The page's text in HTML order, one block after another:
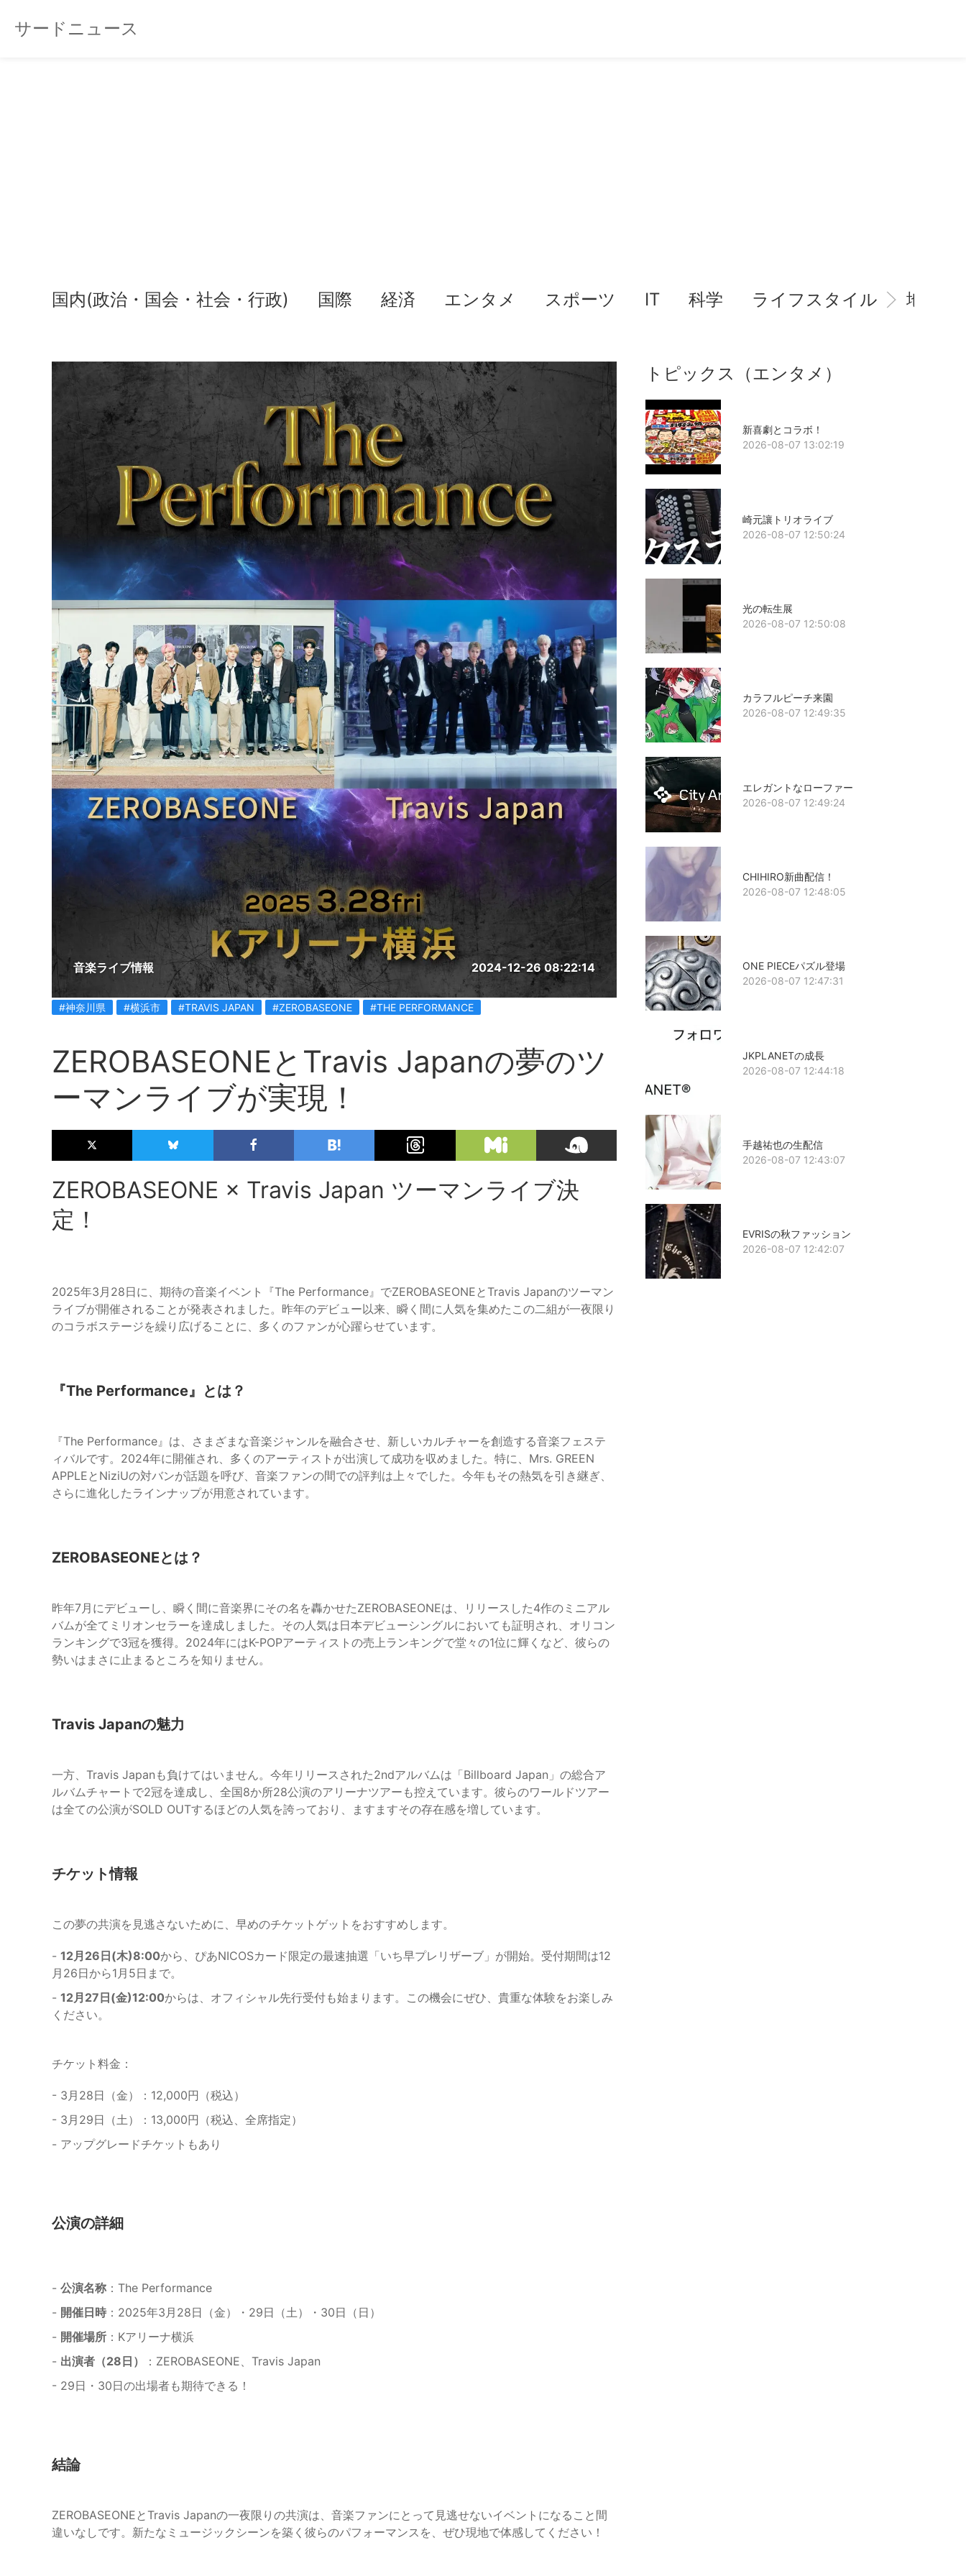
サードニュース
国内(政治・国会・社会・行政) 国際 経済 エンタメ スポーツ IT 科学 ライフスタイル 地域情
音楽ライブ情報 2024-12-26 08:22:14
#神奈川県 #横浜市 #TRAVIS JAPAN #ZEROBASEONE #THE PERFORMANCE
ZEROBASEONEとTravis Japanの夢のツ
ーマンライブが実現！
ZEROBASEONE × Travis Japan ツーマンライブ決
定！
2025年3月28日に、期待の音楽イベント『The Performance』でZEROBASEONEとTravis Japanのツーマン
ライブが開催されることが発表されました。昨年のデビュー以来、瞬く間に人気を集めたこの二組が一夜限り
のコラボステージを繰り広げることに、多くのファンが心躍らせています。
『The Performance』とは？
『The Performance』は、さまざまな音楽ジャンルを融合させ、新しいカルチャーを創造する音楽フェステ
ィバルです。2024年に開催され、多くのアーティストが出演して成功を収めました。特に、Mrs. GREEN
APPLEとNiziUの対バンが話題を呼び、音楽ファンの間での評判は上々でした。今年もその熱気を引き継ぎ、
さらに進化したラインナップが用意されています。
ZEROBASEONEとは？
昨年7月にデビューし、瞬く間に音楽界にその名を轟かせたZEROBASEONEは、リリースした4作のミニアル
バムが全てミリオンセラーを達成しました。その人気は日本デビューシングルにおいても証明され、オリコン
ランキングで3冠を獲得。2024年にはK-POPアーティストの売上ランキングで堂々の1位に輝くなど、彼らの
勢いはまさに止まるところを知りません。
Travis Japanの魅力
一方、Travis Japanも負けてはいません。今年リリースされた2ndアルバムは「Billboard Japan」の総合ア
ルバムチャートで2冠を達成し、全国8か所28公演のアリーナツアーも控えています。彼らのワールドツアー
は全ての公演がSOLD OUTするほどの人気を誇っており、ますますその存在感を増しています。
チケット情報
この夢の共演を見逃さないために、早めのチケットゲットをおすすめします。
- 12月26日(木)8:00から、ぴあNICOSカード限定の最速抽選「いち早プレリザーブ」が開始。受付期間は12
月26日から1月5日まで。
- 12月27日(金)12:00からは、オフィシャル先行受付も始まります。この機会にぜひ、貴重な体験をお楽しみ
ください。
チケット料金：
- 3月28日（金）：12,000円（税込）
- 3月29日（土）：13,000円（税込、全席指定）
- アップグレードチケットもあり
公演の詳細
- 公演名称 ：The Performance
- 開催日時：2025年3月28日（金）・29日（土）・30日（日）
- 開催場所 ：Kアリーナ横浜
- 出演者（28日）
：ZEROBASEONE、Travis Japan
- 29日・30日の出場者も期待できる！
結論
ZEROBASEONEとTravis Japanの一夜限りの共演は、音楽ファンにとって見逃せないイベントになること間
違いなしです。新たなミュージックシーンを築く彼らのパフォーマンスを、ぜひ現地で体感してください！
トピックス（エンタメ）
新喜劇とコラボ！
2026-08-07 13:02:19
崎元讓トリオライブ
2026-08-07 12:50:24
光の転生展
2026-08-07 12:50:08
カラフルピーチ来園
2026-08-07 12:49:35
エレガントなローファー
2026-08-07 12:49:24
CHIHIRO新曲配信！
2026-08-07 12:48:05
ONE PIECEパズル登場
2026-08-07 12:47:31
JKPLANETの成長
2026-08-07 12:44:18
手越祐也の生配信
2026-08-07 12:43:07
EVRISの秋ファッション
2026-08-07 12:42:07